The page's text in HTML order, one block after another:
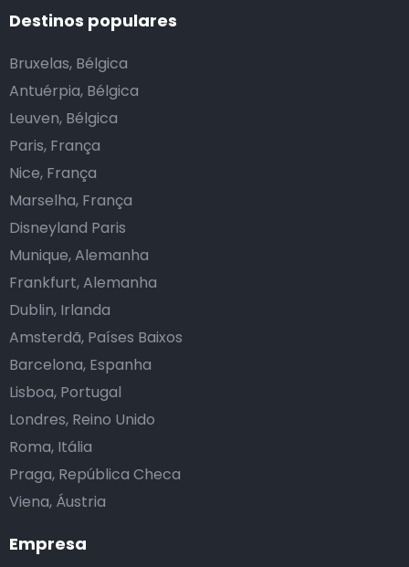
Empresa
Destinos populares
Bruxelas, Bélgica
Antuérpia, Bélgica
Leuven, Bélgica
Paris, França
Nice, França
Marselha, França
Disneyland Paris
Munique, Alemanha
Frankfurt, Alemanha
Dublin, Irlanda
Amsterdã, Países Baixos
Barcelona, Espanha
Lisboa, Portugal
Londres, Reino Unido
Roma, Itália
Praga, República Checa
Viena, Áustria